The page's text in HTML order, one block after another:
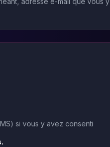
si vous y avez consenti